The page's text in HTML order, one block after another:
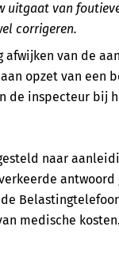
uitgaat van
corrigeren.
van de
opzet van een
de inspecteur bij
naar
antwoord
medische kosten.